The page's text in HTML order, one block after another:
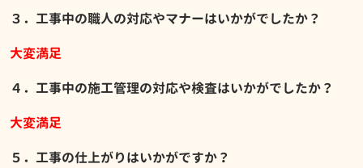
３．工事中の職人の対応やマナーはいかがでしたか？
大変満足
４．工事中の施工管理の対応や検査はいかがでしたか？
大変満足
５．工事の仕上がりはいかがですか？